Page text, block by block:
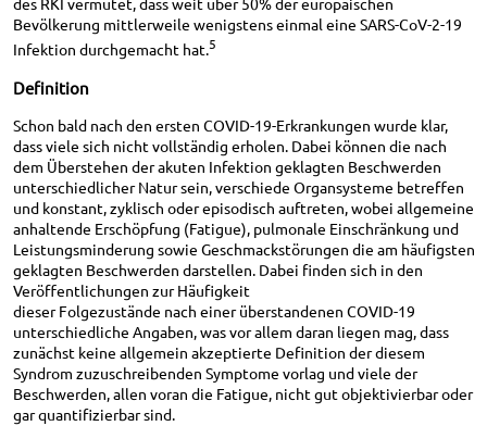
Bevölkerung mittlerweile wenigstens einmal eine SARS-CoV-2-19
Infektion durchgemacht hat.5
Definition
Schon bald nach den ersten COVID-19-Erkrankungen wurde klar,
dass viele sich nicht vollständig erholen. Dabei können die nach
dem Überstehen der akuten Infektion geklagten Beschwerden
unterschiedlicher Natur sein, verschiede Organsysteme betreffen
und konstant, zyklisch oder episodisch auftreten, wobei allgemeine
anhaltende Erschöpfung (Fatigue), pulmonale Einschränkung und
Leistungsminderung sowie Geschmackstörungen die am häufigsten
geklagten Beschwerden darstellen. Dabei finden sich in den
Veröffentlichungen zur Häufigkeit
dieser Folgezustände nach einer überstandenen COVID-19
unterschiedliche Angaben, was vor allem daran liegen mag, dass
zunächst keine allgemein akzeptierte Definition der diesem
Syndrom zuzuschreibenden Symptome vorlag und viele der
Beschwerden, allen voran die Fatigue, nicht gut objektivierbar oder
gar quantifizierbar sind.